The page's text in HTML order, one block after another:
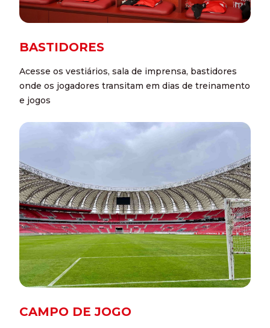
BASTIDORES
Acesse os vestiários, sala de imprensa, bastidores
onde os jogadores transitam em dias de treinamento
e jogos
CAMPO DE JOGO